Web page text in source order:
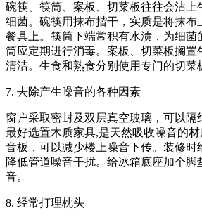
碗筷、筷筒、案板、切菜板往往会沾上
细菌。碗筷用抹布揩干，实质是将抹布
餐具上。筷筒下端常积有水渍，为细菌
筒应定期进行消毒。案板、切菜板搁置
清洁。生食和熟食分别使用专门的切菜
7. 去除产生噪音的各种因素
窗户采取密封及双层真空玻璃，可以隔
最好选置木质家具,是天然吸收噪音的
音板，可以减少楼上噪音下传。装修时
降低管道噪音干扰。给冰箱底座加个脚
音。
8. 经常打理枕头